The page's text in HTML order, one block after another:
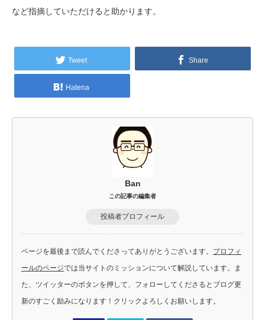
など指摘していただけると助かります。
Tweet Share
Hatena
Ban
この記事の編集者
投稿者プロフィール
ページを最後まで読んでくださってありがとうございます。 プロフィ
ールのページでは当サイトのミッションについて解説しています。ま
た、ツイッターのボタンを押して、フォローしてくださるとブログ更
新のすごく励みになります！クリックよろしくお願いします。